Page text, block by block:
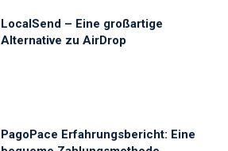
LocalSend – Eine großartige
Alternative zu AirDrop
PagoPace Erfahrungsbericht: Eine